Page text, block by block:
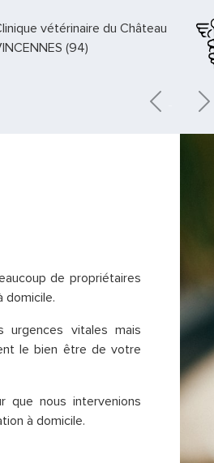
vétérinaire Saint Michel
(06)
Previous
de propriétaires
domicile.
urgences vitales mais
le bien être de votre
que nous intervenions
à domicile.